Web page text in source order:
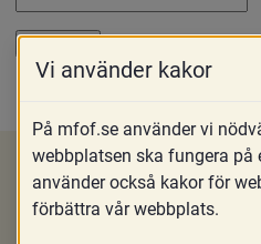
Om MFoF
Vi använder kakor
På mfof.se använder vi
webbplatsen ska fungera på
använder också kakor för
förbättra vår webbplats.